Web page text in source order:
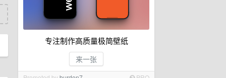
专注制作高质量极简壁纸
来一张